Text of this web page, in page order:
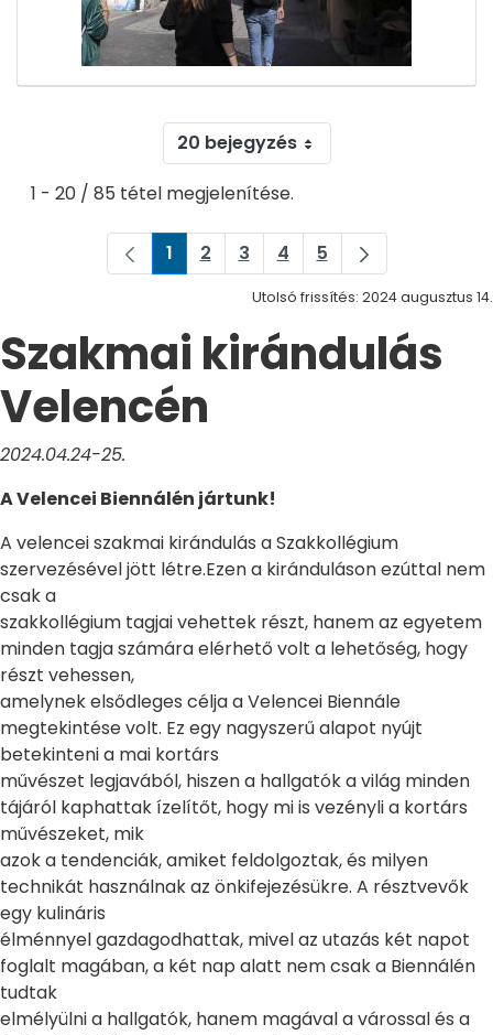
20 bejegyzés
1 - 20 / 85 tétel megjelenítése.
Oldal
1 Oldal
2 Oldal
3 Oldal
4 Oldal
5
Utolsó frissítés: 2024 augusztus 14.
Szakmai kirándulás
Velencén
2024.04.24-25.
A Velencei Biennálén jártunk!
A velencei szakmai kirándulás a Szakkollégium
szervezésével jött létre.Ezen a kiránduláson ezúttal nem
csak a
szakkollégium tagjai vehettek részt, hanem az egyetem
minden tagja számára elérhető volt a lehetőség, hogy
részt vehessen,
amelynek elsődleges célja a Velencei Biennále
megtekintése volt. Ez egy nagyszerű alapot nyújt
betekinteni a mai kortárs
művészet legjavából, hiszen a hallgatók a világ minden
tájáról kaphattak ízelítőt, hogy mi is vezényli a kortárs
művészeket, mik
azok a tendenciák, amiket feldolgoztak, és milyen
technikát használnak az önkifejezésükre. A résztvevők
egy kulináris
élménnyel gazdagodhattak, mivel az utazás két napot
foglalt magában, a két nap alatt nem csak a Biennálén
tudtak
elmélyülni a hallgatók, hanem magával a várossal és a